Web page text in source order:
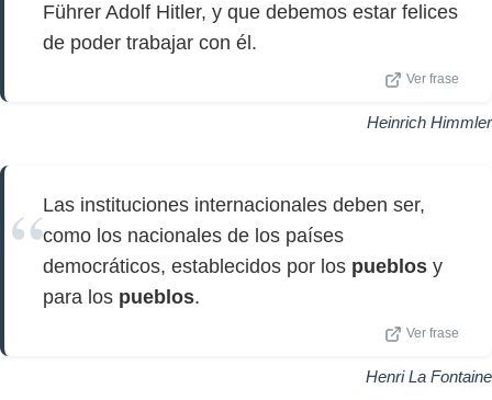
Führer Adolf Hitler, y que debemos estar felices
de poder trabajar con él.
Ver frase
Heinrich Himmler
Las instituciones internacionales deben ser,
como los nacionales de los países
democráticos, establecidos por los pueblos y
para los pueblos.
Ver frase
Henri La Fontaine